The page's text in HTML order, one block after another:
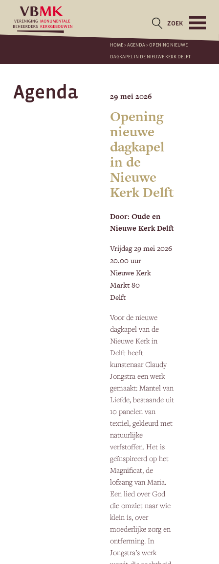
ZOEK
HOME>AGENDA >OPENING NIEUWE
DAGKAPEL IN DE NIEUWE KERK DELFT
Agenda 29 mei 2026
Opening
nieuwe
dagkapel
in de
Nieuwe
Kerk Delft
Door: Oude en
Nieuwe Kerk Delft
Vrijdag 29 mei 2026
20.00 uur
Nieuwe Kerk
Markt 80
Delft
Voor de nieuwe
dagkapel van de
Nieuwe Kerk in
Delft heeft
kunstenaar Claudy
Jongstra een werk
gemaakt: Mantel van
Liefde, bestaande uit
10 panelen van
textiel, gekleurd met
natuurlijke
verfstoffen. Het is
geïnspireerd op het
Magnificat, de
lofzang van Maria.
Een lied over God
die omziet naar wie
klein is, over
moederlijke zorg en
ontferming. In
Jongstra’s werk